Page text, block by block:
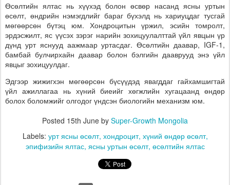
Өсөлтийн ялтас нь хүүхэд болон өсвөр насанд ясны уртын
өсөлт, өндрийн нэмэгдлийг бараг бүхэлд нь хариуцдаг тусгай
мөгөөрсөн бүтэц юм. Хондроцитын үржил, эсийн томролт,
эрдэсжилт, яс үүсэх зэрэг нарийн зохицуулалттай үйл явцын үр
дүнд урт яснууд аажмаар уртасдаг. Өсөлтийн даавар, IGF-1,
бамбай булчирхайн даавар болон бэлгийн дааврууд энэ үйл
явцыг зохицуулдаг.
Эдгээр жижигхэн мөгөөрсөн бүсүүдэд явагддаг гайхамшигтай
үйл ажиллагаа нь хүний биеийг хөгжлийн хугацаанд өндөр
болох боломжийг олгодог үндсэн биологийн механизм юм.
Posted 15th June by Super-Growth Mongolia
Labels: урт ясны өсөлт хондроцит хүний өндөр өсөлт
эпифизийн ялтас ясны уртын өсөлт өсөлтийн ялтас